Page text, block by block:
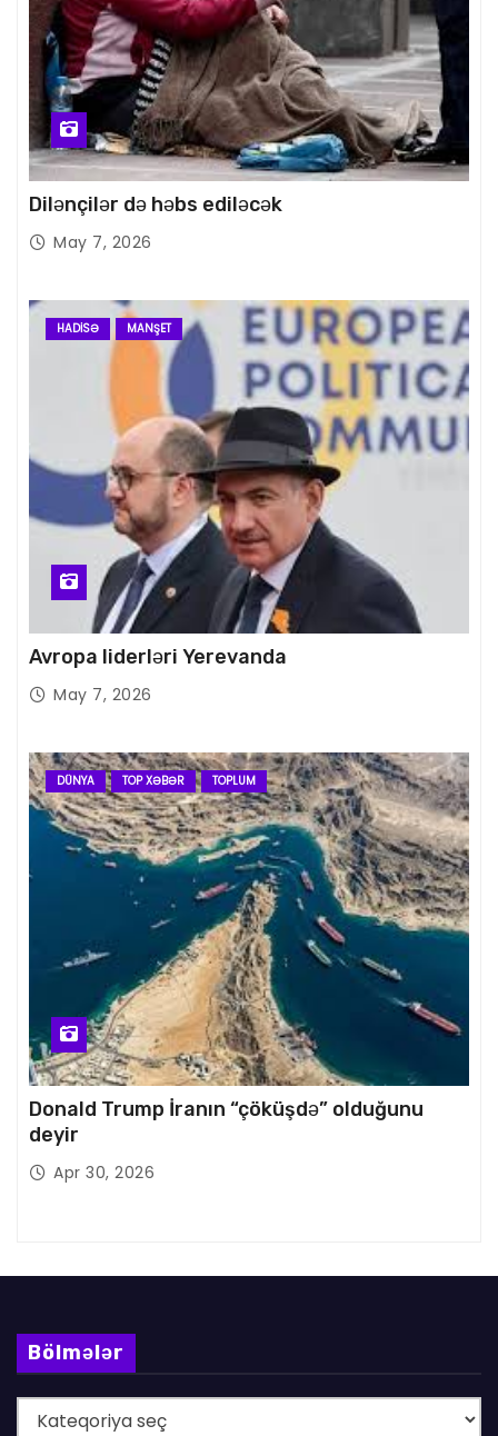
Dilənçilər də həbs ediləcək
May 7, 2026
HADISƏ MANŞET
Avropa liderləri Yerevanda
May 7, 2026
DÜNYA TOP XƏBƏR TOPLUM
Donald Trump İranın “çöküşdə” olduğunu
deyir
Apr 30, 2026
Bölmələr